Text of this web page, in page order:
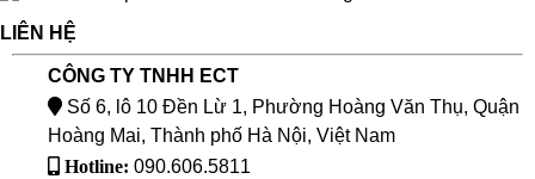
LIÊN HỆ
CÔNG TY TNHH ECT
Số 6, lô 10 Đền Lừ 1, Phường Hoàng Văn Thụ, Quận
Hoàng Mai, Thành phố Hà Nội, Việt Nam
Hotline: 090.606.5811